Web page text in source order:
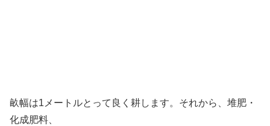
畝幅は1メートルとって良く耕します。それから、堆肥・
化成肥料、